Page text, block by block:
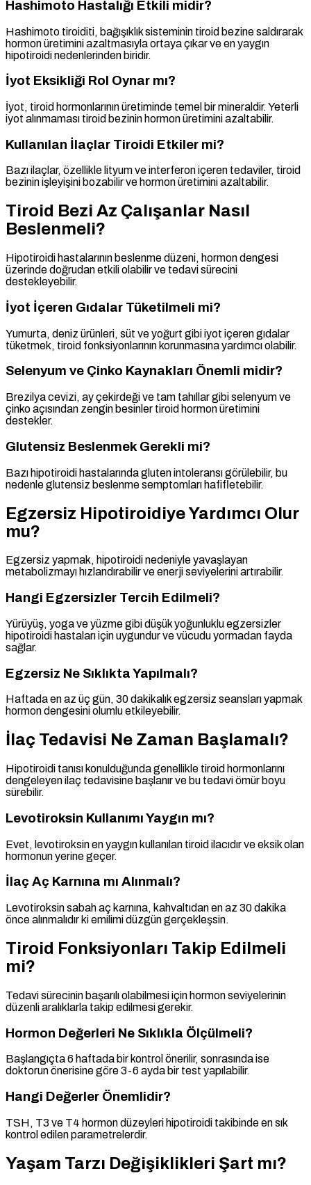
Hashimoto Hastalığı Etkili midir?
Hashimoto tiroiditi, bağışıklık sisteminin tiroid bezine saldırarak
hormon üretimini azaltmasıyla ortaya çıkar ve en yaygın
hipotiroidi nedenlerinden biridir.
İyot Eksikliği Rol Oynar mı?
İyot, tiroid hormonlarının üretiminde temel bir mineraldir. Yeterli
iyot alınmaması tiroid bezinin hormon üretimini azaltabilir.
Kullanılan İlaçlar Tiroidi Etkiler mi?
Bazı ilaçlar, özellikle lityum ve interferon içeren tedaviler, tiroid
bezinin işleyişini bozabilir ve hormon üretimini azaltabilir.
Tiroid Bezi Az Çalışanlar Nasıl
Beslenmeli?
Hipotiroidi hastalarının beslenme düzeni, hormon dengesi
üzerinde doğrudan etkili olabilir ve tedavi sürecini
destekleyebilir.
İyot İçeren Gıdalar Tüketilmeli mi?
Yumurta, deniz ürünleri, süt ve yoğurt gibi iyot içeren gıdalar
tüketmek, tiroid fonksiyonlarının korunmasına yardımcı olabilir.
Selenyum ve Çinko Kaynakları Önemli midir?
Brezilya cevizi, ay çekirdeği ve tam tahıllar gibi selenyum ve
çinko açısından zengin besinler tiroid hormon üretimini
destekler.
Glutensiz Beslenmek Gerekli mi?
Bazı hipotiroidi hastalarında gluten intoleransı görülebilir, bu
nedenle glutensiz beslenme semptomları hafifletebilir.
Egzersiz Hipotiroidiye Yardımcı Olur
mu?
Egzersiz yapmak, hipotiroidi nedeniyle yavaşlayan
metabolizmayı hızlandırabilir ve enerji seviyelerini artırabilir.
Hangi Egzersizler Tercih Edilmeli?
Yürüyüş, yoga ve yüzme gibi düşük yoğunluklu egzersizler
hipotiroidi hastaları için uygundur ve vücudu yormadan fayda
sağlar.
Egzersiz Ne Sıklıkta Yapılmalı?
Haftada en az üç gün, 30 dakikalık egzersiz seansları yapmak
hormon dengesini olumlu etkileyebilir.
İlaç Tedavisi Ne Zaman Başlamalı?
Hipotiroidi tanısı konulduğunda genellikle tiroid hormonlarını
dengeleyen ilaç tedavisine başlanır ve bu tedavi ömür boyu
sürebilir.
Levotiroksin Kullanımı Yaygın mı?
Evet, levotiroksin en yaygın kullanılan tiroid ilacıdır ve eksik olan
hormonun yerine geçer.
İlaç Aç Karnına mı Alınmalı?
Levotiroksin sabah aç karnına, kahvaltıdan en az 30 dakika
önce alınmalıdır ki emilimi düzgün gerçekleşsin.
Tiroid Fonksiyonları Takip Edilmeli
mi?
Tedavi sürecinin başarılı olabilmesi için hormon seviyelerinin
düzenli aralıklarla takip edilmesi gerekir.
Hormon Değerleri Ne Sıklıkla Ölçülmeli?
Başlangıçta 6 haftada bir kontrol önerilir, sonrasında ise
doktorun önerisine göre 3-6 ayda bir test yapılabilir.
Hangi Değerler Önemlidir?
TSH, T3 ve T4 hormon düzeyleri hipotiroidi takibinde en sık
kontrol edilen parametrelerdir.
Yaşam Tarzı Değişiklikleri Şart mı?